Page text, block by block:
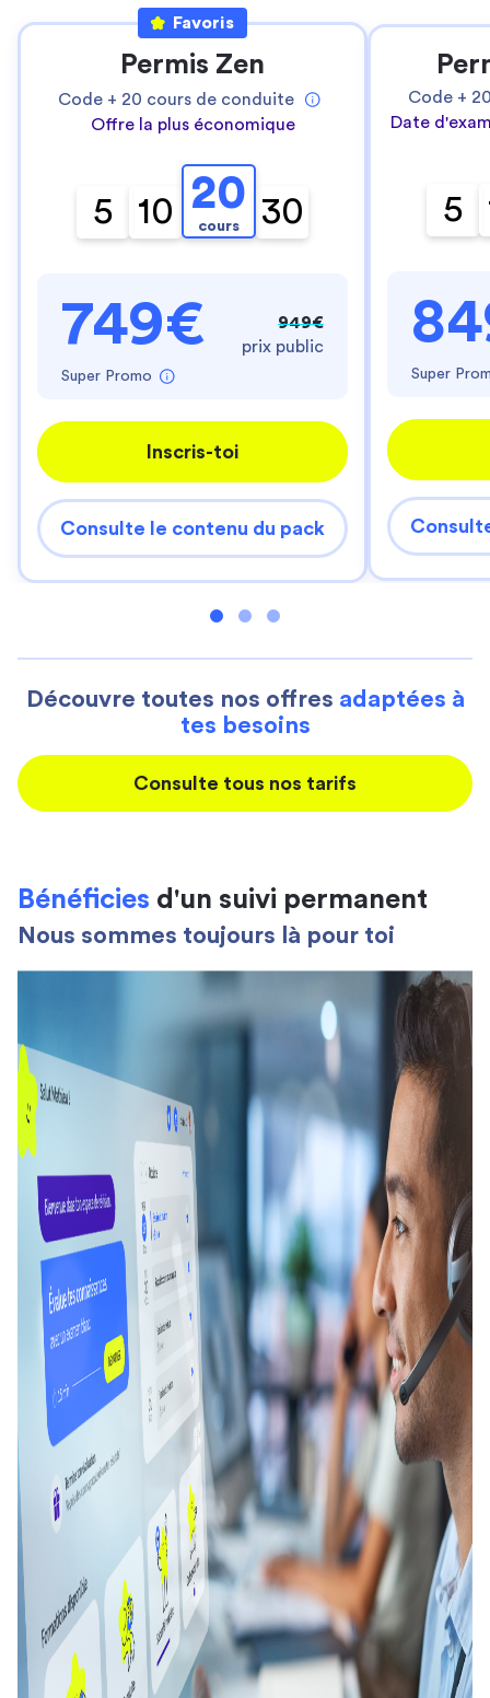
Favoris
Permis Zen
Code + 20 cours de conduite
Offre la plus économique
5 10 20
cours 30
749€
Super Promo
949€
prix public
Inscris-toi
Consulte le contenu du pack
Code +
Date
5
Super
Découvre toutes nos offres adaptées à
tes besoins
Consulte tous nos tarifs
Bénéficies d'un suivi permanent
Nous sommes toujours là pour toi